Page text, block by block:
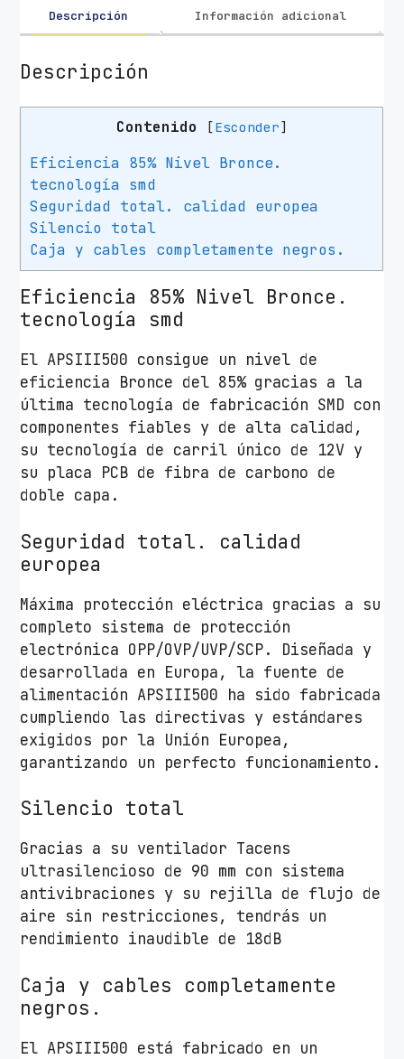
Descripción Información adicional
Descripción
Contenido [Esconder]
Eficiencia 85% Nivel Bronce.
tecnología smd
Seguridad total. calidad europea
Silencio total
Caja y cables completamente negros.
Eficiencia 85% Nivel Bronce.
tecnología smd
El APSIII500 consigue un nivel de
eficiencia Bronce del 85% gracias a la
última tecnología de fabricación SMD con
componentes fiables y de alta calidad,
su tecnología de carril único de 12V y
su placa PCB de fibra de carbono de
doble capa.
Seguridad total. calidad
europea
Máxima protección eléctrica gracias a su
completo sistema de protección
electrónica OPP/OVP/UVP/SCP. Diseñada y
desarrollada en Europa, la fuente de
alimentación APSIII500 ha sido fabricada
cumpliendo las directivas y estándares
exigidos por la Unión Europea,
garantizando un perfecto funcionamiento.
Silencio total
Gracias a su ventilador Tacens
ultrasilencioso de 90 mm con sistema
antivibraciones y su rejilla de flujo de
aire sin restricciones, tendrás un
rendimiento inaudible de 18dB
Caja y cables completamente
negros.
El APSIII500 está fabricado en un